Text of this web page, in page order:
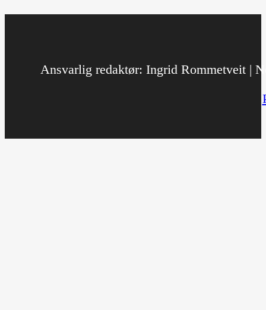
Ansvarlig redaktør: Ingrid Rommetveit |